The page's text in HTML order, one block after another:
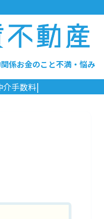
係お金のこと不満・悩み